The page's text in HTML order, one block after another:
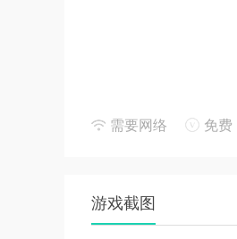
需要网络 免费
游戏截图